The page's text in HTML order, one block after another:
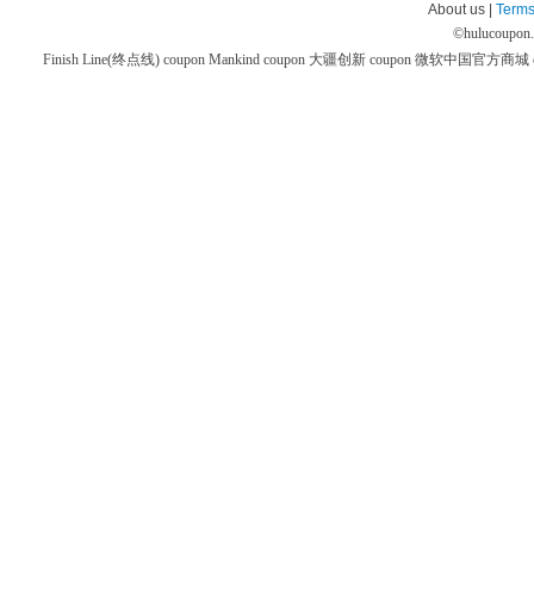
About us |
©
Finish Line(终点线) coupon Mankind coupon 大疆创新 coupon 微软中国官方商城